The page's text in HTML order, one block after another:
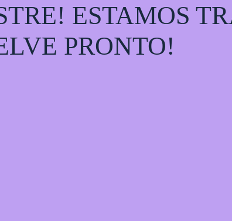
ESTAMOS
PRONTO!